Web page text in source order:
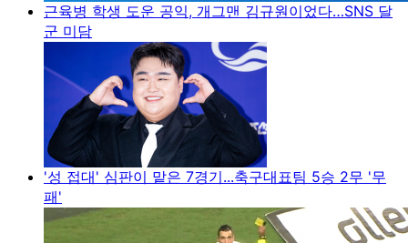
근육병 학생 도운 공익, 개그맨 김규원이었다…SNS 달
군 미담
'성 접대' 심판이 맡은 7경기...축구대표팀 5승 2무 '무
패'